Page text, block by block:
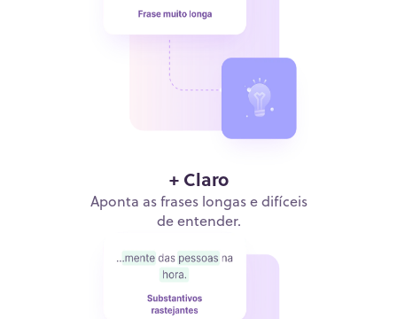
+ Claro
Aponta as frases longas e difíceis
de entender.